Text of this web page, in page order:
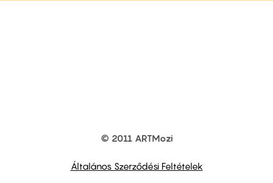
© 2011 ARTMozi
Általános Szerződési Feltételek